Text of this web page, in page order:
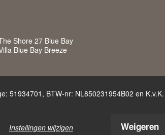
Shore 27 Blue Bay
Blue Bay Breeze
51934701, BTW-nr: NL850231954B02 en
Instellingen wijzigen Weigeren